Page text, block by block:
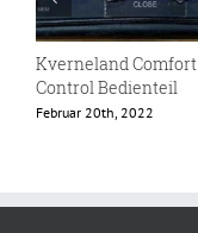
Kverneland Comfort
Control Bedienteil
Februar 20th, 2022